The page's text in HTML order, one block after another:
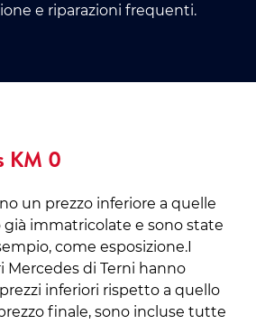
e riparazioni frequenti.
KM 0
un prezzo inferiore a quelle
immatricolate e sono state
come esposizione.I
Mercedes di Terni hanno
inferiori rispetto a quello
finale, sono incluse tutte